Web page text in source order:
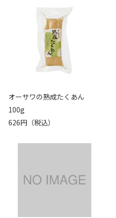
オーサワの熟成たくあん
100g
626円（税込）